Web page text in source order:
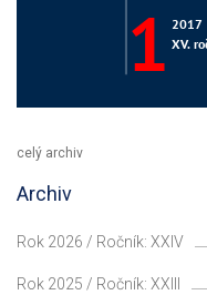
celý archiv
Archiv
Rok 2026 / Ročník: XXIV
Rok 2025 / Ročník: XXIII